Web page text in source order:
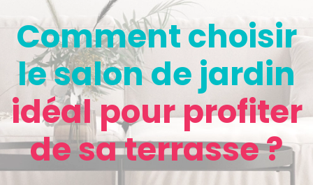
Comment choisir
le salon de jardin
idéal pour profiter
de sa terrasse ?